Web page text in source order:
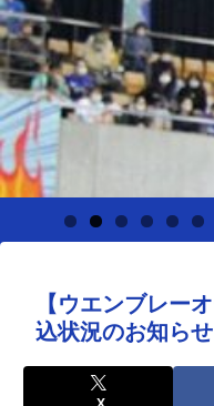
【ウエンブレー
込状況のお知らせ